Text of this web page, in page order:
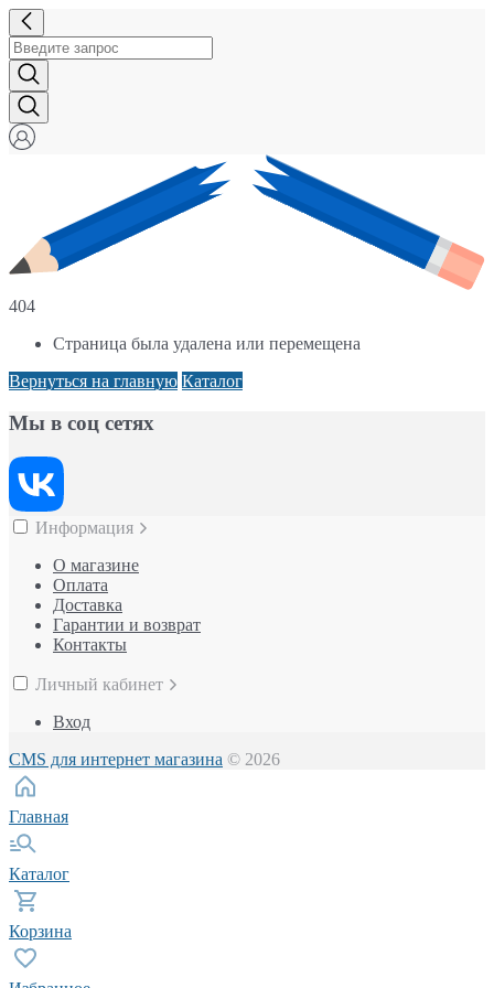
404
Страница была удалена или перемещена
Вернуться на главную Каталог
Мы в соц сетях
Информация
О магазине
Оплата
Доставка
Гарантии и возврат
Контакты
Личный кабинет
Вход
CMS для интернет магазина © 2026
Главная
Каталог
Корзина